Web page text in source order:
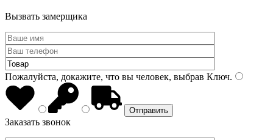
Вызвать замерщика
Пожалуйста, докажите, что вы человек, выбрав Ключ.
Заказать звонок